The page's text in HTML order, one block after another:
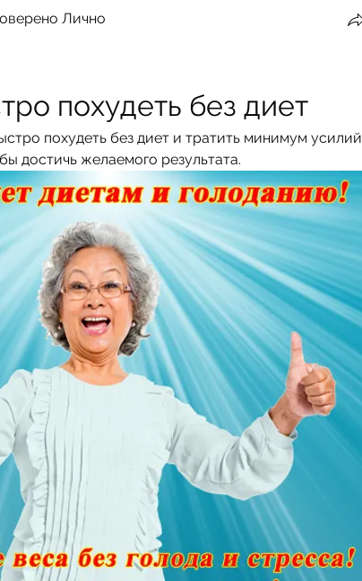
Лично
похудеть без диет
похудеть без диет и тратить минимум усилий
достичь желаемого результата.